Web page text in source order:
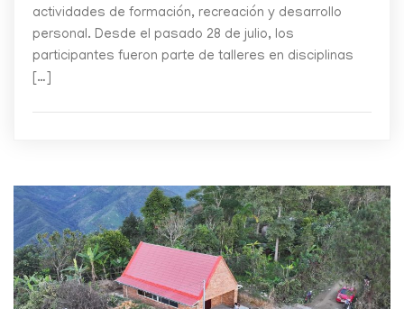
actividades de formación, recreación y desarrollo
personal. Desde el pasado 28 de julio, los
participantes fueron parte de talleres en disciplinas
[…]